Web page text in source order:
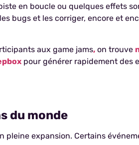
en boucle ou quelques effets
bugs et les corriger, encore et
aux game jams, on trouve
pour générer rapidement des
du monde
pleine expansion. Certains